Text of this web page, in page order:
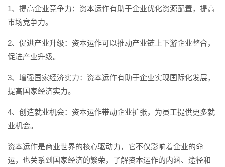
1、提高企业竞争力：资本运作有助于企业优化资源配置，提高
市场竞争力。
2、促进产业升级：资本运作可以推动产业链上下游企业整合，
促进产业升级。
3、增强国家经济实力：资本运作有助于企业实现国际化发展，
提高国家经济实力。
4、创造就业机会：资本运作带动企业扩张，为员工提供更多就
业机会。
资本运作是商业世界的核心驱动力，它不仅影响着企业的命
运，也关系到国家经济的繁荣，了解资本运作的内涵、途径和